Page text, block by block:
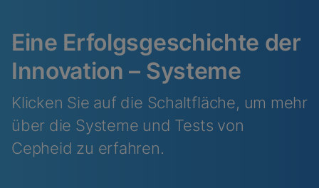
Eine Erfolgsgeschichte der
Innovation – Systeme
Klicken Sie auf die Schaltfläche, um mehr
über die Systeme und Tests von
Cepheid zu erfahren.